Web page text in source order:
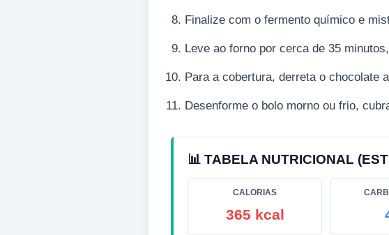
Finalize com o fermento químico e
Leve ao forno por cerca de 35
Para a cobertura, derreta o chocolate
Desenforme o bolo morno ou frio,
📊 TABELA NUTRICIONAL
CALORIAS
365 kcal